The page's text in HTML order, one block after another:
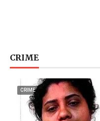
CRIME
CRIME